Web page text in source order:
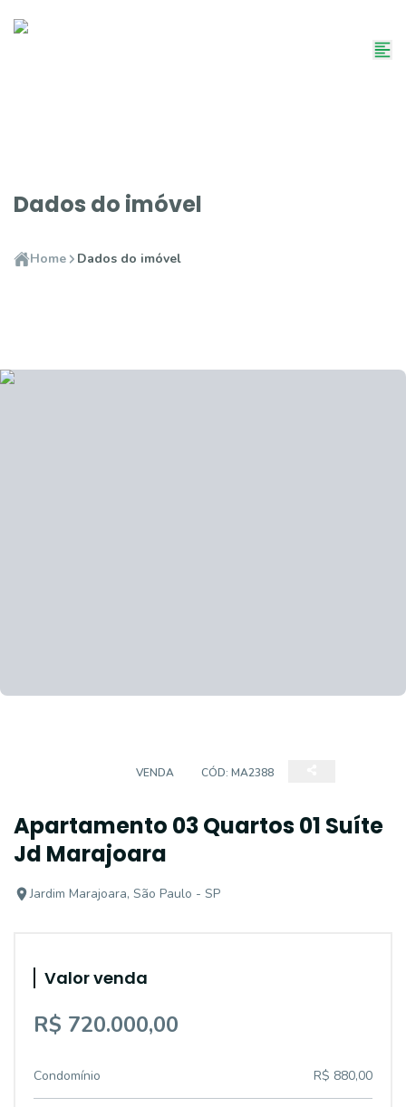
Dados do imóvel
Home Dados do imóvel
VENDA CÓD: MA2388
Apartamento 03 Quartos 01 Suíte
Jd Marajoara
Jardim Marajoara, São Paulo - SP
Valor venda
R$ 720.000,00
Condomínio R$ 880,00